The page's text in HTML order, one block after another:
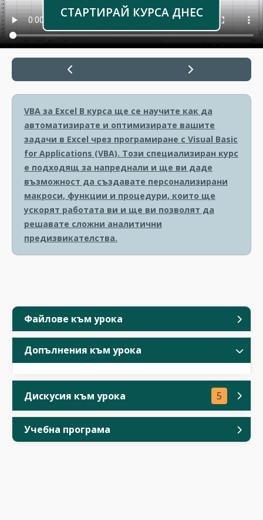
Файлове към урока
Допълнения към урока
Дискусия към урока 5
Учебна програма
СТАРТИРАЙ КУРСА ДНЕС
VBA за Excel В курса ще се научите как да
автоматизирате и оптимизирате вашите
задачи в Excel чрез програмиране с Visual Basic
for Applications (VBA). Този специализиран курс
е подходящ за напреднали и ще ви даде
възможност да създавате персонализирани
макроси, функции и процедури, които ще
ускорят работата ви и ще ви позволят да
решавате сложни аналитични
предизвикателства.